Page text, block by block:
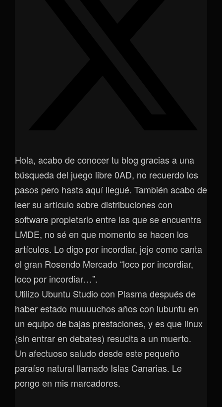
Hola, acabo de conocer tu blog gracias a una
búsqueda del juego libre 0AD, no recuerdo los
pasos pero hasta aquí llegué. También acabo de
leer su artículo sobre distribuciones con
software propietario entre las que se encuentra
LMDE, no sé en que momento se hacen los
artículos. Lo digo por incordiar, jeje como canta
el gran Rosendo Mercado “loco por incordiar,
loco por incordiar…”.
Utilizo Ubuntu Studio con Plasma después de
haber estado muuuuchos años con lubuntu en
un equipo de bajas prestaciones, y es que linux
(sin entrar en debates) resucita a un muerto.
Un afectuoso saludo desde este pequeño
paraíso natural llamado Islas Canarias. Le
pongo en mis marcadores.